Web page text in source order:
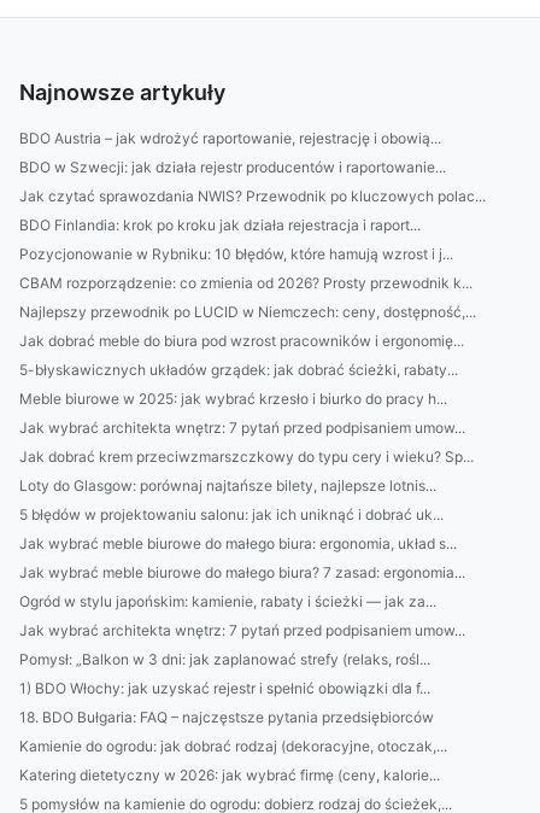
Najnowsze artykuły
BDO Austria – jak wdrożyć raportowanie, rejestrację i obowią...
BDO w Szwecji: jak działa rejestr producentów i raportowanie...
Jak czytać sprawozdania NWIS? Przewodnik po kluczowych polac...
BDO Finlandia: krok po kroku jak działa rejestracja i raport...
Pozycjonowanie w Rybniku: 10 błędów, które hamują wzrost i j...
CBAM rozporządzenie: co zmienia od 2026? Prosty przewodnik k...
Najlepszy przewodnik po LUCID w Niemczech: ceny, dostępność,...
Jak dobrać meble do biura pod wzrost pracowników i ergonomię...
5-błyskawicznych układów grządek: jak dobrać ścieżki, rabaty...
Meble biurowe w 2025: jak wybrać krzesło i biurko do pracy h...
Jak wybrać architekta wnętrz: 7 pytań przed podpisaniem umow...
Jak dobrać krem przeciwzmarszczkowy do typu cery i wieku? Sp...
Loty do Glasgow: porównaj najtańsze bilety, najlepsze lotnis...
5 błędów w projektowaniu salonu: jak ich uniknąć i dobrać uk...
Jak wybrać meble biurowe do małego biura: ergonomia, układ s...
Jak wybrać meble biurowe do małego biura? 7 zasad: ergonomia...
Ogród w stylu japońskim: kamienie, rabaty i ścieżki — jak za...
Jak wybrać architekta wnętrz: 7 pytań przed podpisaniem umow...
Pomysł: „Balkon w 3 dni: jak zaplanować strefy (relaks, rośl...
1) BDO Włochy: jak uzyskać rejestr i spełnić obowiązki dla f...
18. BDO Bułgaria: FAQ – najczęstsze pytania przedsiębiorców
Kamienie do ogrodu: jak dobrać rodzaj (dekoracyjne, otoczak,...
Katering dietetyczny w 2026: jak wybrać firmę (ceny, kalorie...
5 pomysłów na kamienie do ogrodu: dobierz rodzaj do ścieżek,...